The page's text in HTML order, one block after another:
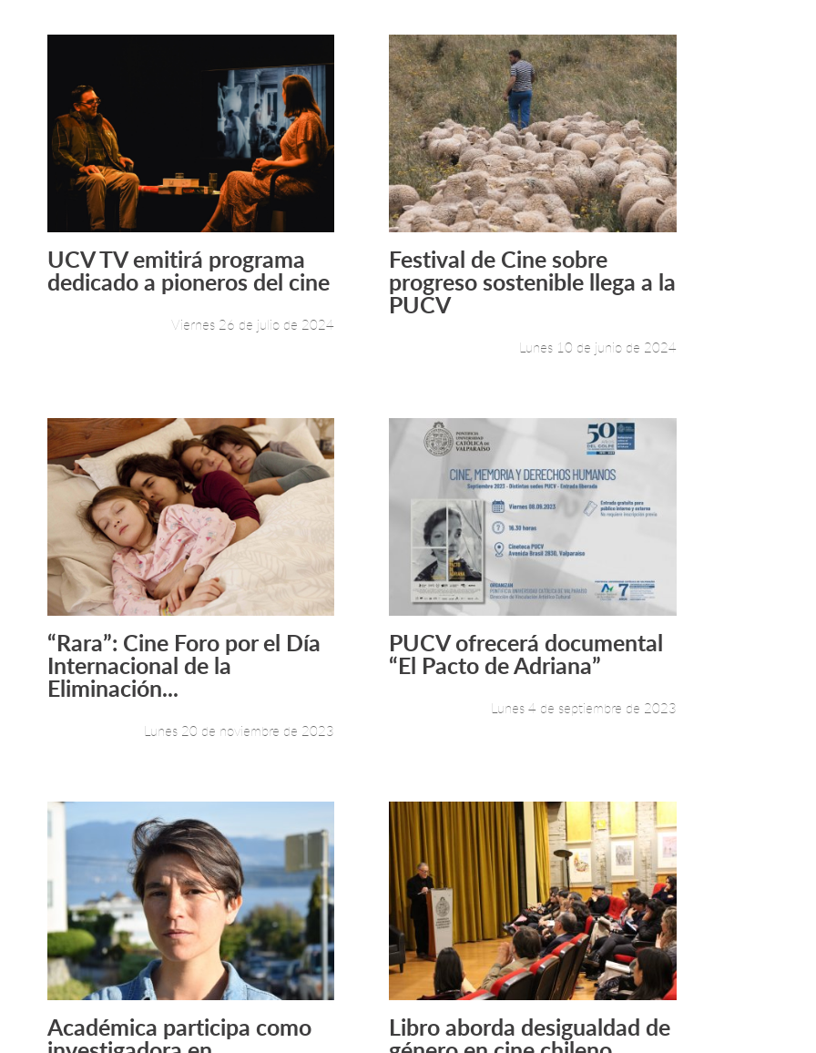
Leer más +
UCV TV emitirá programa
dedicado a pioneros del cine
Viernes 26 de julio de 2024
Leer más +
Festival de Cine sobre
progreso sostenible llega a la
PUCV
Lunes 10 de junio de 2024
Leer más +
“Rara”: Cine Foro por el Día
Internacional de la
Eliminación...
Lunes 20 de noviembre de 2023
Leer más +
PUCV ofrecerá documental
“El Pacto de Adriana”
Lunes 4 de septiembre de 2023
Leer más +
Académica participa como Leer más +
Libro aborda desigualdad de